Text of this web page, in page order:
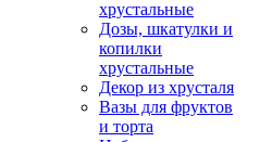
хрустальные
Дозы, шкатулки и
копилки
хрустальные
Декор из хрусталя
Вазы для фруктов
и торта